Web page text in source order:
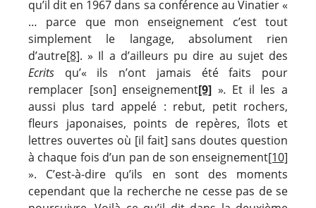
qu’il dit en 1967 dans sa conférence au Vinatier «
… parce que mon enseignement c’est tout
simplement le langage, absolument rien
d’autre[8]. » Il a d’ailleurs pu dire au sujet des
Ecrits qu’« ils n’ont jamais été faits pour
remplacer [son] enseignement[9] ». Et il les a
aussi plus tard appelé : rebut, petit rochers,
fleurs japonaises, points de repères, îlots et
lettres ouvertes où [il fait] sans doutes question
à chaque fois d’un pan de son enseignement[10]
». C’est-à-dire qu’ils en sont des moments
cependant que la recherche ne cesse pas de se